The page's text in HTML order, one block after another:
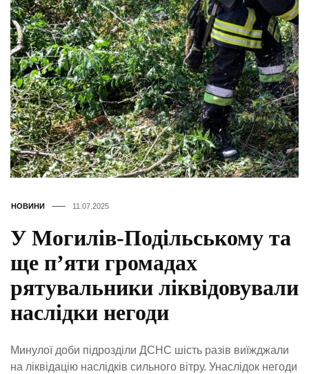
НОВИНИ 11.07.2025
У Могилів-Подільському та
ще п’яти громадах
рятувальники ліквідовували
наслідки негоди
Минулої доби підрозділи ДСНС шість разів виїжджали
на ліквідацію наслідків сильного вітру. Унаслідок негоди